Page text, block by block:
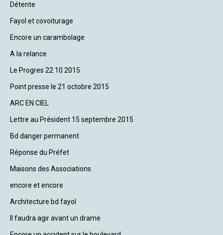
Détente
Fayol et covoiturage
Encore un carambolage
A la relance
Le Progres 22 10 2015
Point presse le 21 octobre 2015
ARC EN CIEL
Lettre au Président 15 septembre 2015
Bd danger permanent
Réponse du Préfet
Maisons des Associations
encore et encore
Architecture bd fayol
Il faudra agir avant un drame